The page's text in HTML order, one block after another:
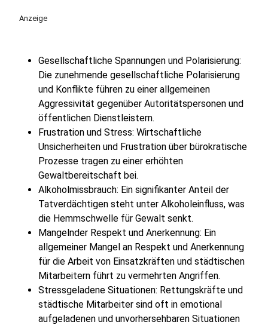
Anzeige
Gesellschaftliche Spannungen und Polarisierung:
Die zunehmende gesellschaftliche Polarisierung
und Konflikte führen zu einer allgemeinen
Aggressivität gegenüber Autoritätspersonen und
öffentlichen Dienstleistern.
Frustration und Stress: Wirtschaftliche
Unsicherheiten und Frustration über bürokratische
Prozesse tragen zu einer erhöhten
Gewaltbereitschaft bei.
Alkoholmissbrauch: Ein signifikanter Anteil der
Tatverdächtigen steht unter Alkoholeinfluss, was
die Hemmschwelle für Gewalt senkt.
Mangelnder Respekt und Anerkennung: Ein
allgemeiner Mangel an Respekt und Anerkennung
für die Arbeit von Einsatzkräften und städtischen
Mitarbeitern führt zu vermehrten Angriffen.
Stressgeladene Situationen: Rettungskräfte und
städtische Mitarbeiter sind oft in emotional
aufgeladenen und unvorhersehbaren Situationen